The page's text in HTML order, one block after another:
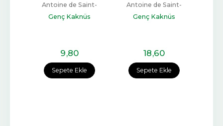
Sepete Ekle
Antoine de Saint-
Exupery
Genç Kaknüs
9,80
Sepete Ekle
Antoine de Saint-
Exupery
Genç Kaknüs
18,60